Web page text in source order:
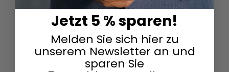
Damen
Sportuhren
Damen
Herren
Swarovski & Edelsteine
Damen
Herren
Jetzt 5 % sparen!
Melden Sie sich hier zu
unserem Newsletter an und
sparen Sie